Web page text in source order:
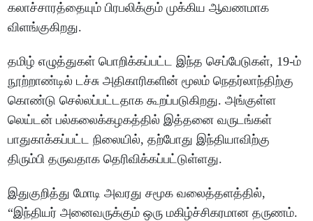
கலாச்சாரத்தையும் பிரபலிக்கும் முக்கிய ஆவணமாக
விளங்குகிறது.
தமிழ் எழுத்துகள் பொறிக்கப்பட்ட இந்த செப்பேடுகள், 19-ம்
நூற்றாண்டில் டச்சு அதிகாரிகளின் மூலம் நெதர்லாந்திற்கு
கொண்டு செல்லப்பட்டதாக கூறப்படுகிறது. அங்குள்ள
லெய்டன் பல்கலைக்கழகத்தில் இத்தனை வருடங்கள்
பாதுகாக்கப்பட்ட நிலையில், தற்போது இந்தியாவிற்கு
திரும்பி தருவதாக தெரிவிக்கப்பட்டுள்ளது.
இதுகுறித்து மோடி அவரது சமூக வலைத்தளத்தில்,
“இந்தியர் அனைவருக்கும் ஒரு மகிழ்ச்சிகரமான தருணம்.